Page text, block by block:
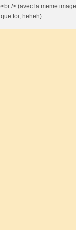
/> (avec la meme
toi, heheh)